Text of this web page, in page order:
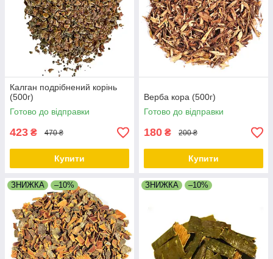
Калган подрібнений корінь
(500г)
Готово до відправки
423 ₴ 470 ₴
Купити
Верба кора (500г)
Готово до відправки
180 ₴ 200 ₴
Купити
ЗНИЖКА –10% ЗНИЖКА –10%